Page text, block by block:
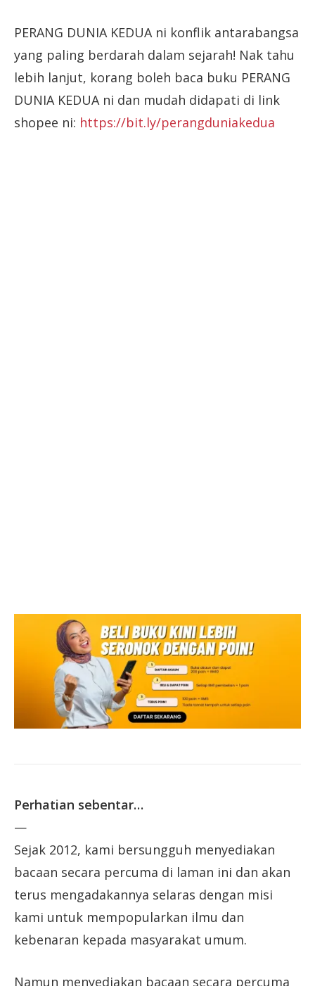
PERANG DUNIA KEDUA ni konflik antarabangsa
yang paling berdarah dalam sejarah! Nak tahu
lebih lanjut, korang boleh baca buku PERANG
DUNIA KEDUA ni dan mudah didapati di link
shopee ni: https://bit.ly/perangduniakedua
Perhatian sebentar…
—
Sejak 2012, kami bersungguh menyediakan
bacaan secara percuma di laman ini dan akan
terus mengadakannya selaras dengan misi
kami untuk mempopularkan ilmu dan
kebenaran kepada masyarakat umum.
Namun menyediakan bacaan secara percuma